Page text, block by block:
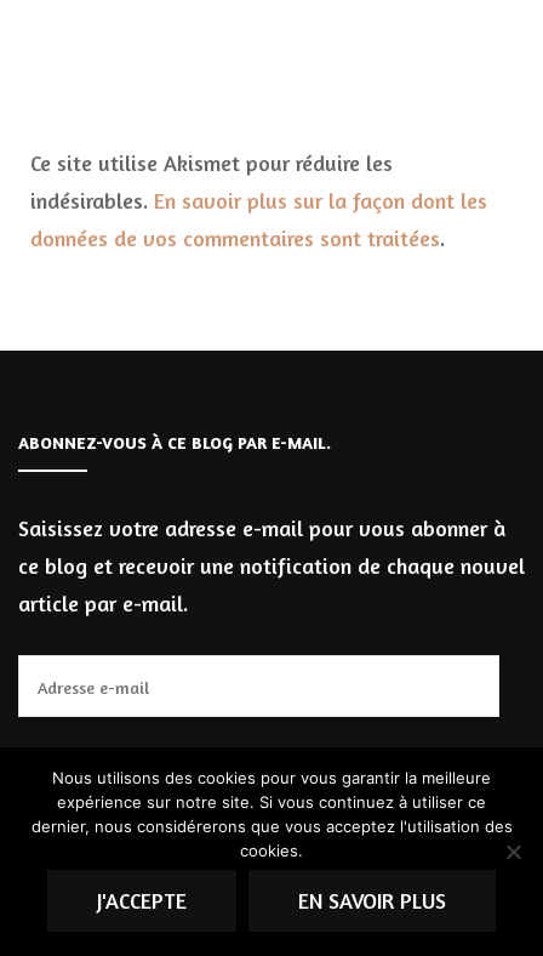
Ce site utilise Akismet pour réduire les
indésirables. En savoir plus sur la façon dont les
données de vos commentaires sont traitées.
ABONNEZ-VOUS À CE BLOG PAR E-MAIL.
Saisissez votre adresse e-mail pour vous abonner à
ce blog et recevoir une notification de chaque nouvel
article par e-mail.
e-
ABONNEZ-VOUS
Nous utilisons des cookies pour vous garantir la meilleure
expérience sur notre site. Si vous continuez à utiliser ce
dernier, nous considérerons que vous acceptez l'utilisation des
cookies.
J'ACCEPTE EN SAVOIR PLUS